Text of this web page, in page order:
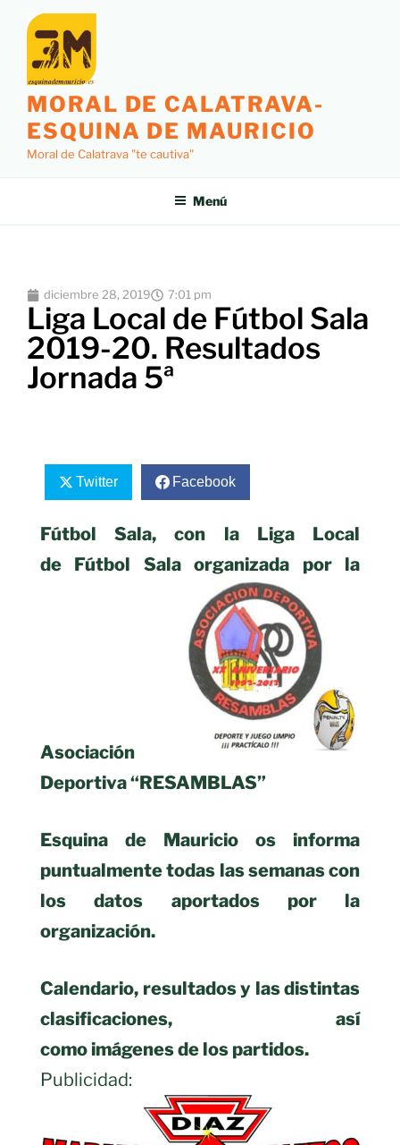
MORAL DE CALATRAVA-
ESQUINA DE MAURICIO
Moral de Calatrava "te cautiva"
Menú
diciembre 28, 2019 7:01 pm
Liga Local de Fútbol Sala
2019-20. Resultados
Jornada 5ª
Twitter Facebook
Fútbol Sala, con la Liga Local
de Fútbol Sala organizada por la
Asociación
Deportiva “RESAMBLAS”
Esquina de Mauricio os informa
puntualmente todas las semanas con
los datos aportados por la
organización.
Calendario, resultados y las distintas
clasificaciones, así
como imágenes de los partidos.
Publicidad: